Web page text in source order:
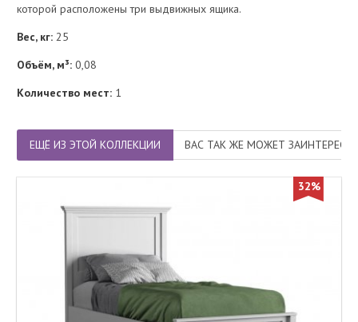
которой расположены три выдвижных ящика.
Вес, кг: 25
Объём, м³: 0,08
Количество мест: 1
ЕЩЁ ИЗ ЭТОЙ КОЛЛЕКЦИИ ВАС ТАК ЖЕ МОЖЕТ
32%